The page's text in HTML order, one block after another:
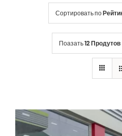
Сортировать по
Поазать12 Продутов